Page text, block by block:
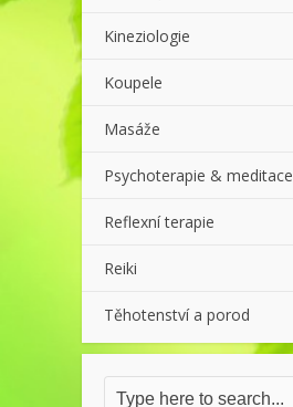
Kineziologie
Koupele
Masáže
Psychoterapie & meditace
Reflexní terapie
Reiki
Těhotenství a porod